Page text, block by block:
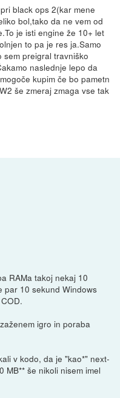
black ops 2(kar mene
bol,tako da ne vem od
je isti engine že 10+ let
to pa je res ja.Samo
preigral travniško
naslednje lepo da
kupim če bo pametn
še zmeraj zmaga vse tak
RAMa takoj nekaj 10
par 10 sekund Windows
igro in poraba
v kodo, da je "kao*" next-
MB** še nikoli nisem imel